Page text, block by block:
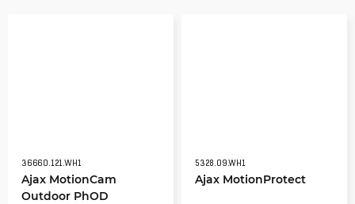
36660.121.WH1
Ajax MotionCam
Outdoor PhOD
5328.09.WH1
Ajax MotionProtect